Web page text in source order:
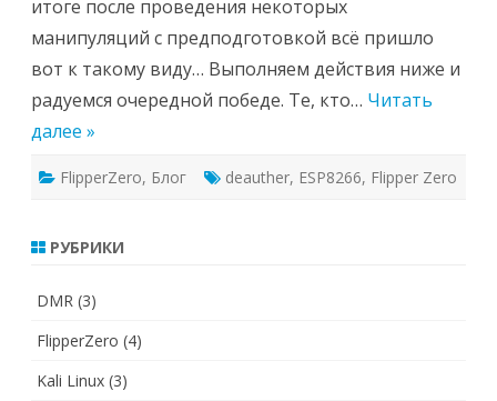
итоге после проведения некоторых
манипуляций с предподготовкой всё пришло
вот к такому виду… Выполняем действия ниже и
радуемся очередной победе. Те, кто… Читать
далее »
FlipperZero, Блог deauther, ESP8266, Flipper Zero
РУБРИКИ
DMR (3)
FlipperZero (4)
Kali Linux (3)